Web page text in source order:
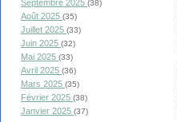
Septembre 2025 (38)
Août 2025 (35)
Juillet 2025 (33)
Juin 2025 (32)
Mai 2025 (33)
Avril 2025 (36)
Mars 2025 (35)
Février 2025 (38)
Janvier 2025 (37)